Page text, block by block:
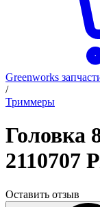
Greenworks
/
Триммеры
Головка
2110707
Оставить отзыв